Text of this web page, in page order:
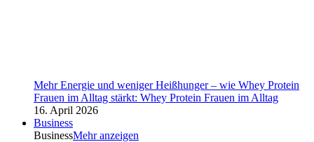
Mehr Energie und weniger Heißhunger – wie Whey Protein
Frauen im Alltag stärkt: Whey Protein Frauen im Alltag
16. April 2026
Business
BusinessMehr anzeigen